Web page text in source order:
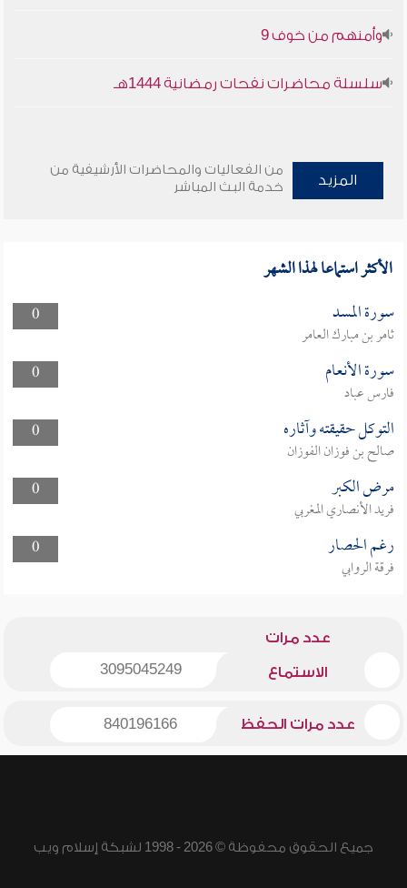
وأمنهم من خوف 9
سلسلة محاضرات نفحات رمضانية 1444هـ
المزيد
من الفعاليات والمحاضرات الأرشيفية من
خدمة البث المباشر
الأكثر استماعا لهذا الشهر
0 سورة المسد
ثامر بن مبارك العامر
0
سورة الأنعام
فارس عباد
0
التوكل حقيقته وآثاره
صالح بن فوزان الفوزان
0
مرض الكبر
فريد الأنصاري المغربي
0
رغم الحصار
فرقة الروابي
عدد مرات
الاستماع 3095045249
عدد مرات الحفظ 840196166
جميع الحقوق محفوظة © 2026 - 1998 لشبكة إسلام ويب